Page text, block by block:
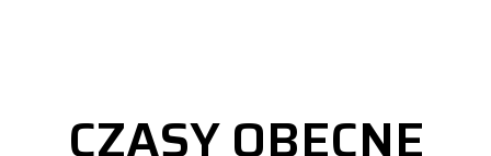
CZASY OBECNE